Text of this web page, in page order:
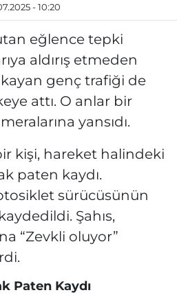
- 10:20
eğlence tepki
aldırış etmeden
genç trafiği de
attı. O anlar bir
yansıdı.
kişi, hareket halindeki
paten kaydı.
sürücüsünün
Şahıs,
“Zevkli oluyor”
Paten Kaydı